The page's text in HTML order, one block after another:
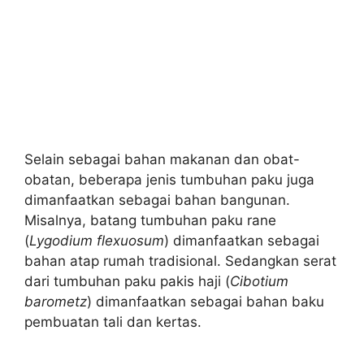
Selain sebagai bahan makanan dan obat-
obatan, beberapa jenis tumbuhan paku juga
dimanfaatkan sebagai bahan bangunan.
Misalnya, batang tumbuhan paku rane
(Lygodium flexuosum) dimanfaatkan sebagai
bahan atap rumah tradisional. Sedangkan serat
dari tumbuhan paku pakis haji (Cibotium
barometz) dimanfaatkan sebagai bahan baku
pembuatan tali dan kertas.